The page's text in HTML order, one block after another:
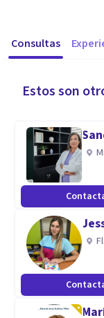
Consultas
Estos son